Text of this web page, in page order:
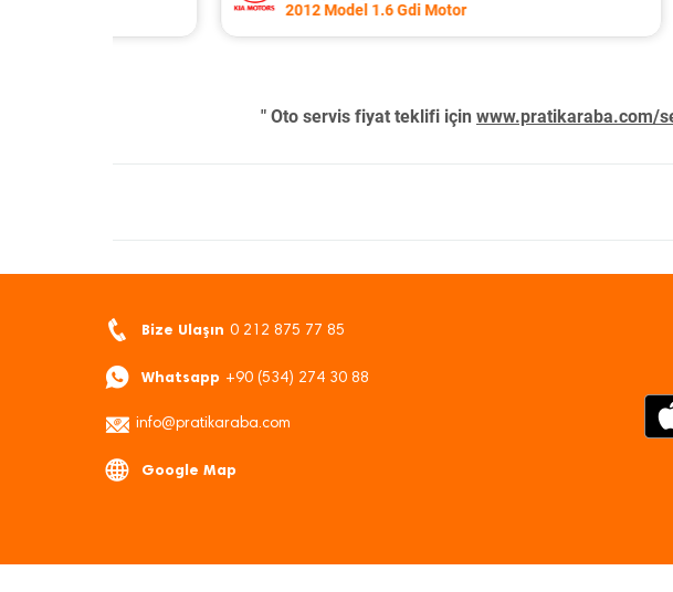
2015 Model 1.3 Multijet Motor
" Oto servis fiyat teklifi için www.pratikaraba.com/
Bize Ulaşın 0 212 875 77 85
Whatsapp +90 (534) 274 30 88
info@pratikaraba.com
Google Map